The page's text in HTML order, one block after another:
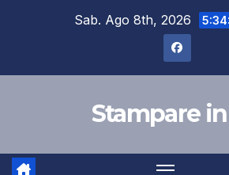
Sab. Ago 8th, 2026
Stampare